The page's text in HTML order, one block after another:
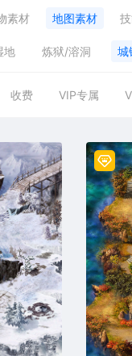
素材 地图素材
地 炼狱/溶洞 城
收费 VIP专属